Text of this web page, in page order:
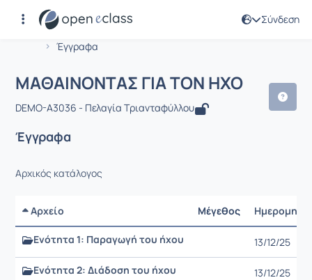
Σύνδεση
Αρχική Σελίδα
Έγγραφα
Μάθημα : ΜΑΘΑΙΝΟΝΤΑΣ ΓΙΑ ΤΟΝ
ΜΑΘΑΙΝΟΝΤΑΣ ΓΙΑ ΤΟΝ ΗΧΟ
DEMO-A3036 - Πελαγία Τριανταφύλλου
Έγγραφα
Αρχικός κατάλογος
Αρχείο Μέγεθος
Ενότητα 1: Παραγωγή του ήχου 13/12/25
Ενότητα 2: Διάδοση του ήχου 13/12/25